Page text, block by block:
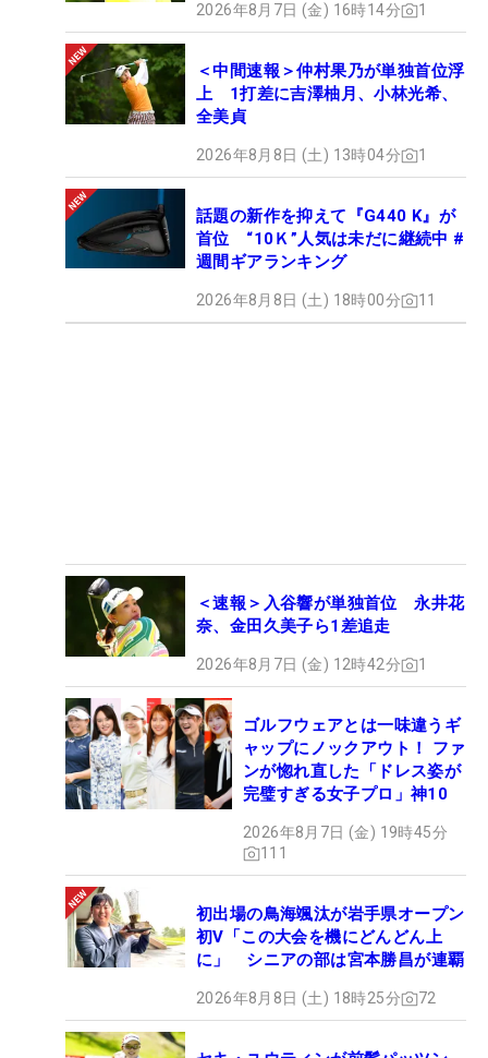
2026年8月7日 (金) 16時14分 1
＜中間速報＞仲村果乃が単独首位浮
上 1打差に吉澤柚月、小林光希、
全美貞
2026年8月8日 (土) 13時04分 1
話題の新作を抑えて『G440 K』が
首位 “10Ｋ”人気は未だに継続中 #
週間ギアランキング
2026年8月8日 (土) 18時00分 11
＜速報＞入谷響が単独首位 永井花
奈、金田久美子ら1差追走
2026年8月7日 (金) 12時42分 1
ゴルフウェアとは一味違うギ
ャップにノックアウト！ ファ
ンが惚れ直した「ドレス姿が
完璧すぎる女子プロ」神10
2026年8月7日 (金) 19時45分
111
初出場の鳥海颯汰が岩手県オープン
初V「この大会を機にどんどん上
に」 シニアの部は宮本勝昌が連覇
2026年8月8日 (土) 18時25分 72